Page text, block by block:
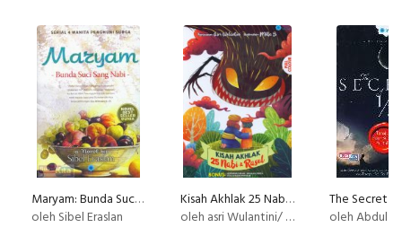
Maryam: Bunda Suci Sang Nabi
oleh Sibel Eraslan
Kisah Akhlak 25 Nabi & Rasul
oleh asri Wulantini/ Milla S.
oleh Abdul Hakim